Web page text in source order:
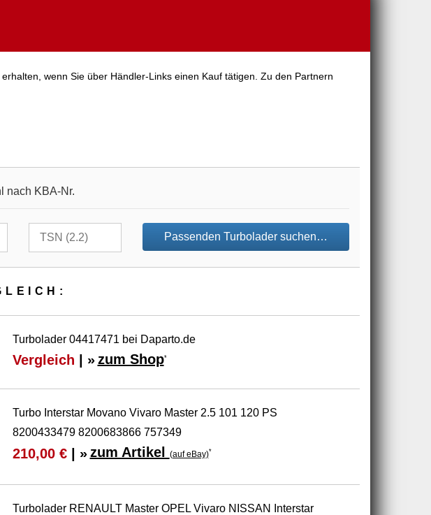
wenn Sie über Händler-Links einen Kauf tätigen. Zu den Partnern
nach KBA-Nr.
Passenden Turbolader suchen…
Turbolader 04417471 bei Daparto.de
Vergleich | » zum Shop*
Turbo Interstar Movano Vivaro Master 2.5 101 120 PS
8200433479 8200683866 757349
210,00 €| » zum Artikel (auf eBay)*
Turbolader RENAULT Master OPEL Vivaro NISSAN Interstar